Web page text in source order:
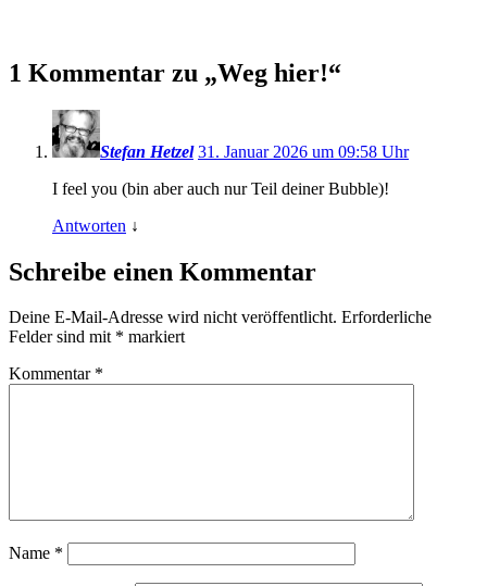
1 Kommentar zu „Weg hier!“
Stefan Hetzel 31. Januar 2026 um 09:58 Uhr
I feel you (bin aber auch nur Teil deiner Bubble)!
Antworten ↓
Schreibe einen Kommentar
Deine E-Mail-Adresse wird nicht veröffentlicht. Erforderliche
Felder sind mit * markiert
Kommentar *
Name *